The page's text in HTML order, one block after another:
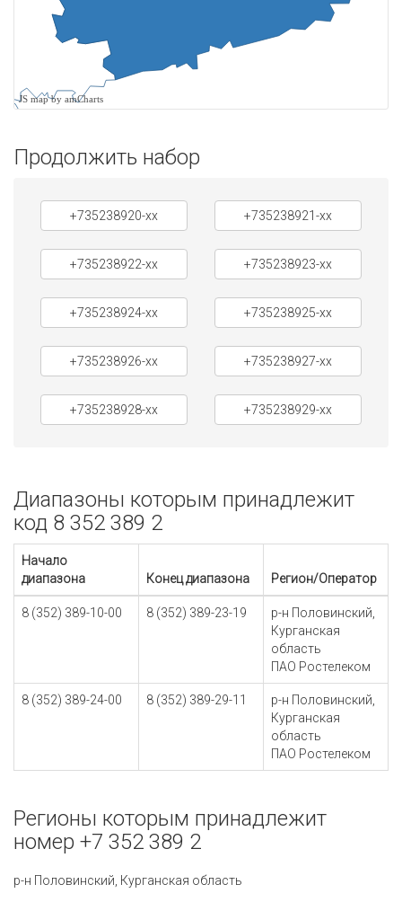
JS map by amCharts
Продолжить набор
+735238920-xx +735238921-xx
+735238922-xx +735238923-xx
+735238924-xx +735238925-xx
+735238926-xx +735238927-xx
+735238928-xx +735238929-xx
Диапазоны которым принадлежит
код 8 352 389 2
Начало
диапазона
Конец диапазона Регион/Оператор
8 (352) 389-10-00 8 (352) 389-23-19
р-н Половинский,
Курганская
область
ПАО Ростелеком
8 (352) 389-24-00 8 (352) 389-29-11
р-н Половинский,
Курганская
область
ПАО Ростелеком
Регионы которым принадлежит
номер +7 352 389 2
р-н Половинский, Курганская область